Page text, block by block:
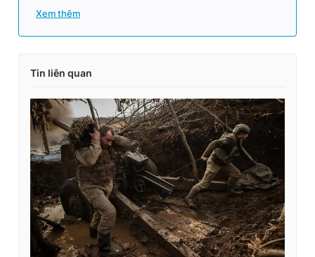
Xem thêm
Tin liên quan